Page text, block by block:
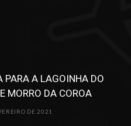
PARA A LAGOINHA DO
MORRO DA COROA
DE 2021